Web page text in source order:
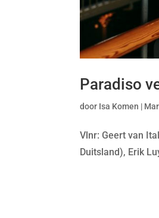
Paradiso
door Isa Komen |
Vlnr: Geert van
Duitsland), Erik